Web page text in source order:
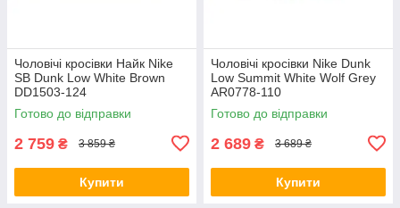
Чоловічі кросівки Найк Nike
SB Dunk Low White Brown
DD1503-124
Готово до відправки
2 759 ₴ 3 859 ₴
Купити
Чоловічі кросівки Nike Dunk
Low Summit White Wolf Grey
AR0778-110
Готово до відправки
2 689 ₴ 3 689 ₴
Купити